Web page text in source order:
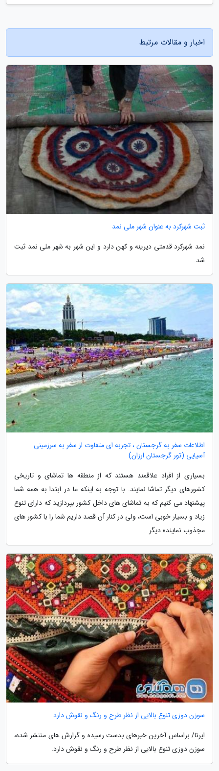
اخبار و مقالات مرتبط
ثبت شهرکرد به عنوان شهر ملی نمد
نمد شهرکرد قدمتی دیرینه و کهن دارد و این شهر به شهر ملی نمد ثبت
شد.
اطلاعات سفر به گرجستان ، تجربه ای متفاوت از سفر به سرزمینی
آسیایی (تور گرجستان ارزان)
بسیاری از افراد علاقمند هستند که از منطقه ها تماشای و تاریخی
کشورهای دیگر تماشا نمایند. با توجه به اینکه ما در ابتدا به همه شما
پیشنهاد می کنیم که به تماشای های داخل کشور بپردازید که دارای تنوع
زیاد و بسیار خوبی است، ولی در کنار آن قصد داریم شما را با کشور های
مجذوب نماینده دیگر...
سوزن دوزی تنوع بالایی از نظر طرح و رنگ و نقوش دارد
ایرنا/ براساس آخرین خبرهای بدست رسیده و گزارش های منتشر شده،
سوزن دوزی تنوع بالایی از نظر طرح و رنگ و نقوش دارد.